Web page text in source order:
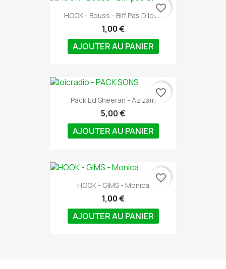
HOOK - Bouss - Biff Pas D'love
1,00 €
AJOUTER AU PANIER
favorite_border
Pack Ed Sheeran - Azizam
5,00 €
AJOUTER AU PANIER
favorite_border
HOOK - GIMS - Monica
1,00 €
AJOUTER AU PANIER
favorite_border